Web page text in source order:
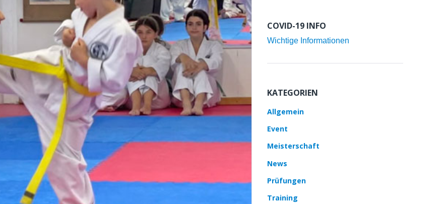
COVID-19 INFO
Wichtige Informationen
KATEGORIEN
Allgemein
Event
Meisterschaft
News
Prüfungen
Training